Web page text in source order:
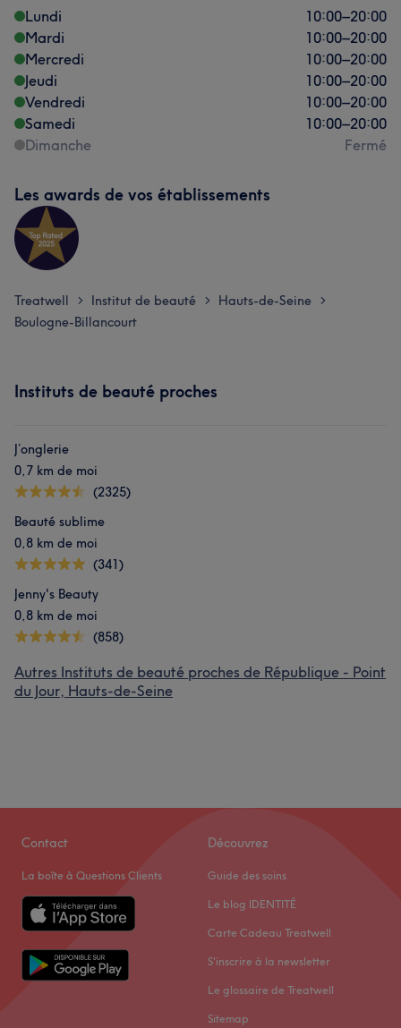
Lundi 10:00–20:00
Mardi
10:00–20:00
Mercredi
10:00–20:00
Jeudi
10:00–20:00
Vendredi
10:00–20:00
Samedi
10:00–20:00
Dimanche
Fermé
Les awards de vos établissements
Treatwell > Institut de beauté > Hauts-de-Seine >
Boulogne-Billancourt
Instituts de beauté proches
J’onglerie
0,7 km de moi
(2325)
Beauté sublime
0,8 km de moi
(341)
Jenny's Beauty
0,8 km de moi
(858)
Autres Instituts de beauté proches de République - Point
du Jour, Hauts-de-Seine
Contact
La boîte à Questions Clients
Découvrez
Guide des soins
Le blog IDENTITÉ
Carte Cadeau Treatwell
S'inscrire à la newsletter
Le glossaire de Treatwell
Sitemap